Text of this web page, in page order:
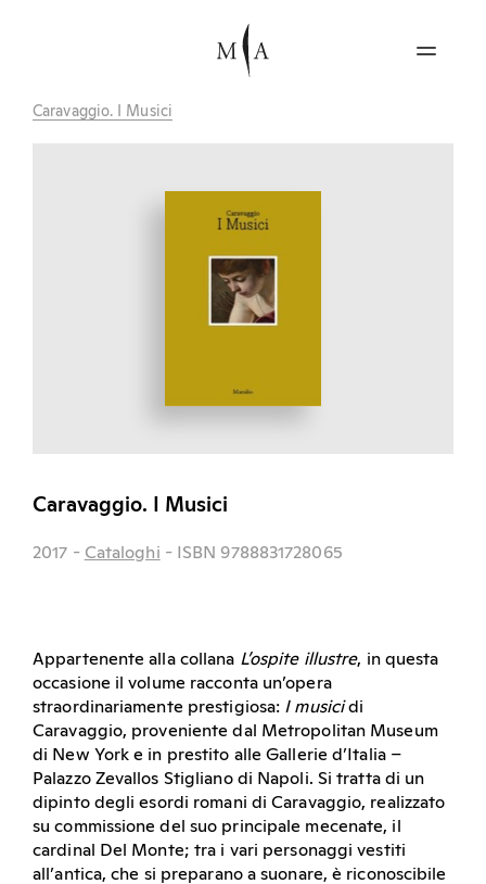
Caravaggio. I Musici
Caravaggio. I Musici
2017 - Cataloghi - ISBN 9788831728065
Appartenente alla collana L’ospite illustre, in questa
occasione il volume racconta un’opera
straordinariamente prestigiosa: I musicidi
Caravaggio, proveniente dal Metropolitan Museum
di New York e in prestito alle Gallerie d’Italia –
Palazzo Zevallos Stigliano di Napoli. Si tratta di un
dipinto degli esordi romani di Caravaggio, realizzato
su commissione del suo principale mecenate, il
cardinal Del Monte; tra i vari personaggi vestiti
all’antica, che si preparano a suonare, è riconoscibile